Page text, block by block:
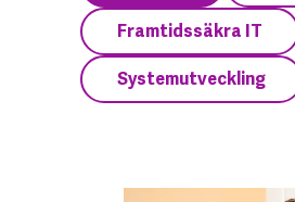
Framtidssäkra IT
Systemutveckling